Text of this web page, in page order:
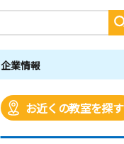
企業情報
お近くの教室を探す